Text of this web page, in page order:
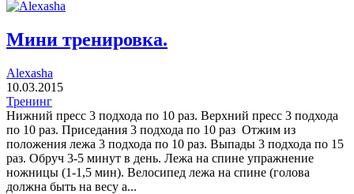
Мини тренировка.
Alexasha
10.03.2015
Тренинг
Нижний пресс 3 подхода по 10 раз. Верхний пресс 3 подхода
по 10 раз. Приседания 3 подхода по 10 раз Отжим из
положения лежа 3 подхода по 10 раз. Выпады 3 подхода по 15
раз. Обруч 3-5 минут в день. Лежа на спине упражнение
ножницы (1-1,5 мин). Велосипед лежа на спине (голова
должна быть на весу а...